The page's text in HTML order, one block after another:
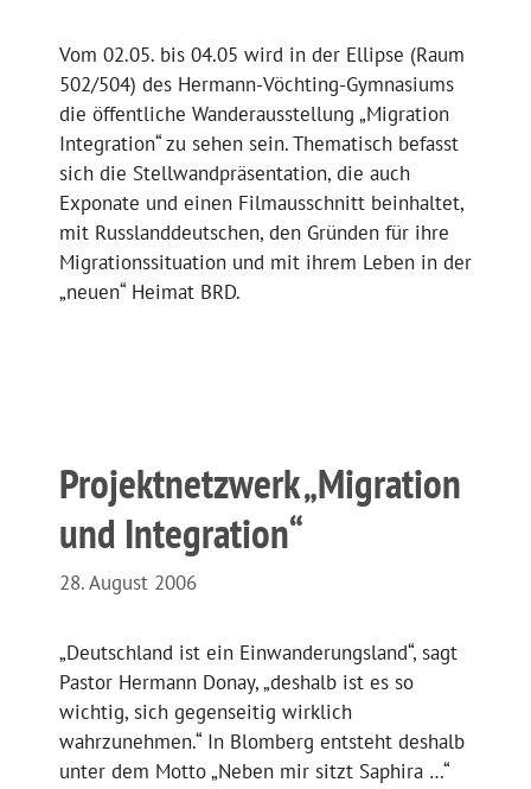
Vom 02.05. bis 04.05 wird in der Ellipse (Raum
502/504) des Hermann-Vöchting-Gymnasiums
die öffentliche Wanderausstellung „Migration
Integration“ zu sehen sein. Thematisch befasst
sich die Stellwandpräsentation, die auch
Exponate und einen Filmausschnitt beinhaltet,
mit Russlanddeutschen, den Gründen für ihre
Migrationssituation und mit ihrem Leben in der
„neuen“ Heimat BRD.
Projektnetzwerk „Migration
und Integration“
28. August 2006
„Deutschland ist ein Einwanderungsland“, sagt
Pastor Hermann Donay, „deshalb ist es so
wichtig, sich gegenseitig wirklich
wahrzunehmen.“ In Blomberg entsteht deshalb
unter dem Motto „Neben mir sitzt Saphira …“